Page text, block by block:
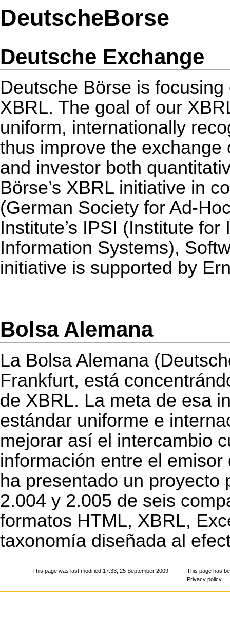
DeutscheBorse
Deutsche Exchange
Deutsche Börse is
XBRL. The goal of our
uniform, internationally
thus improve the
and investor both
Börse’s XBRL initiative in
(German Society for Ad-
Institute’s IPSI (Institute
Information Systems),
initiative is supported by
Bolsa Alemana
La Bolsa Alemana
Frankfurt, está
de XBRL. La meta de esa
estándar uniforme e
mejorar así el intercambio
información entre el
ha presentado un proyecto
2.004 y 2.005 de seis
formatos HTML, XBRL,
taxonomía diseñada al
This page was last modified 17:33, 25 September 2009.
This page has
Privacy policy